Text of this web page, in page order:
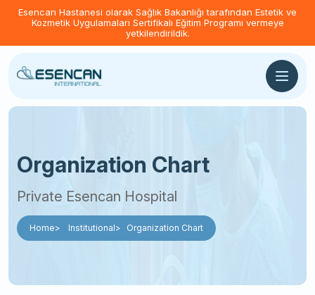
Esencan Hastanesi olarak Sağlık Bakanlığı tarafından Estetik ve
Kozmetik Uygulamaları Sertifikalı Eğitim Programı vermeye
yetkilendirildik.
Organization Chart
Private Esencan Hospital
Home Institutional Organization Chart